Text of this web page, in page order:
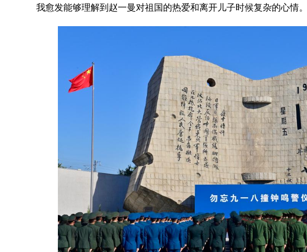
我愈发能够理解到赵一曼对祖国的热爱和离开儿子时候复杂的心情